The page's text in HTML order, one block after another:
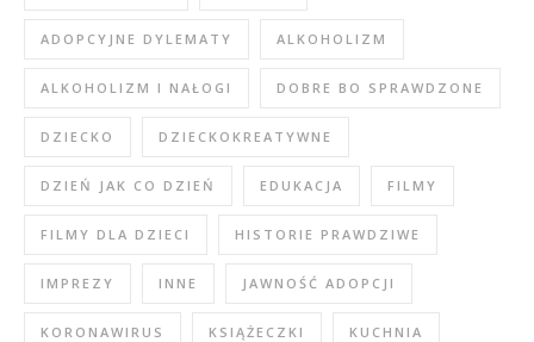
ADOPCYJNE DYLEMATY ALKOHOLIZM
ALKOHOLIZM I NAŁOGI DOBRE BO SPRAWDZONE
DZIECKO DZIECKOKREATYWNE
DZIEŃ JAK CO DZIEŃ EDUKACJA FILMY
FILMY DLA DZIECI HISTORIE PRAWDZIWE
IMPREZY INNE JAWNOŚĆ ADOPCJI
KORONAWIRUS KSIĄŻECZKI KUCHNIA